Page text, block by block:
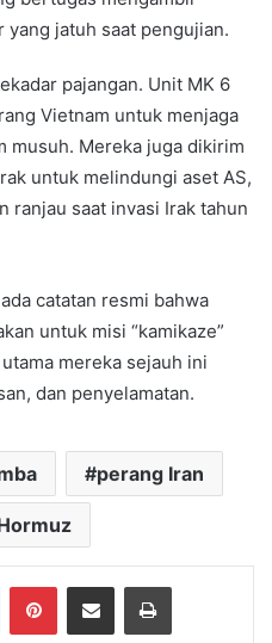
jatuh saat pengujian.
pajangan. Unit MK 6
Vietnam untuk menjaga
musuh. Mereka juga dikirim
untuk melindungi aset AS,
ranjau saat invasi Irak tahun
catatan resmi bahwa
untuk misi “kamikaze”
mereka sejauh ini
dan penyelamatan.
perang Iran
LinkedInPinterestShare via Email Print